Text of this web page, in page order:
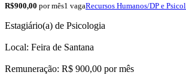
R$900,00 por mês1 vagaRecursos Humanos/DP e
Estagiário(a) de Psicologia
Local: Feira de Santana
Remuneração: R$ 900,00 por mês